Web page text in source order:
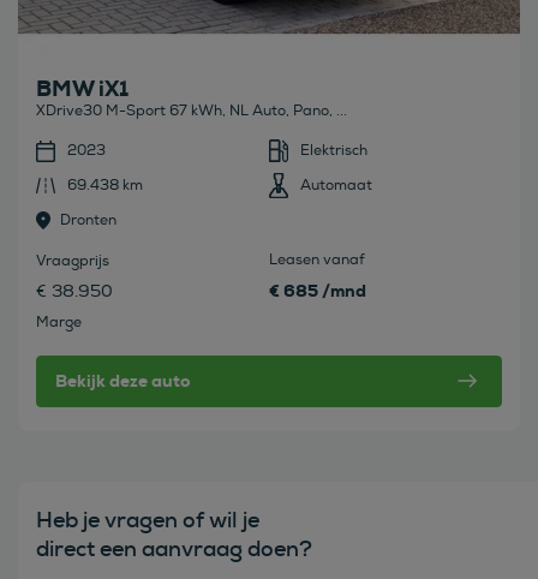
BMW iX1
XDrive30 M-Sport 67 kWh, NL Auto, Pano, ...
2023
Elektrisch
69.438 km
Automaat
Dronten
Vraagprijs
€ 38.950
Marge
Leasen vanaf
€ 685 /mnd
Bekijk deze auto
Heb je vragen of wil je
direct een aanvraag doen?